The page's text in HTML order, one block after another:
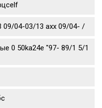
09/04-03/13 axx 09/04- /
0 50ka24e "97- 89/1 5/1